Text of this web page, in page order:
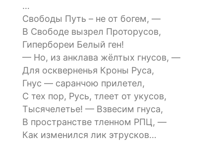
…
Свободы Путь – не от богем, —
В Свободе вызрел Проторусов,
Гипербореи Белый ген!
— Но, из анклава жёлтых гнусов, —
Для оскверненья Кроны Руса,
Гнус — саранчою прилетел,
С тех пор, Русь, тлеет от укусов,
Тысячелетье! — Взвесим гнуса,
В пространстве тленном РПЦ, —
Как изменился лик этрусков…